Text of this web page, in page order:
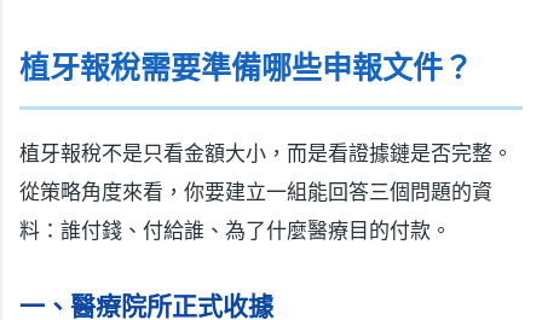
植牙報稅需要準備哪些申報文件？
植牙報稅不是只看金額大小，而是看證據鏈是否完整。
從策略角度來看，你要建立一組能回答三個問題的資
料：誰付錢、付給誰、為了什麼醫療目的付款。
一、醫療院所正式收據